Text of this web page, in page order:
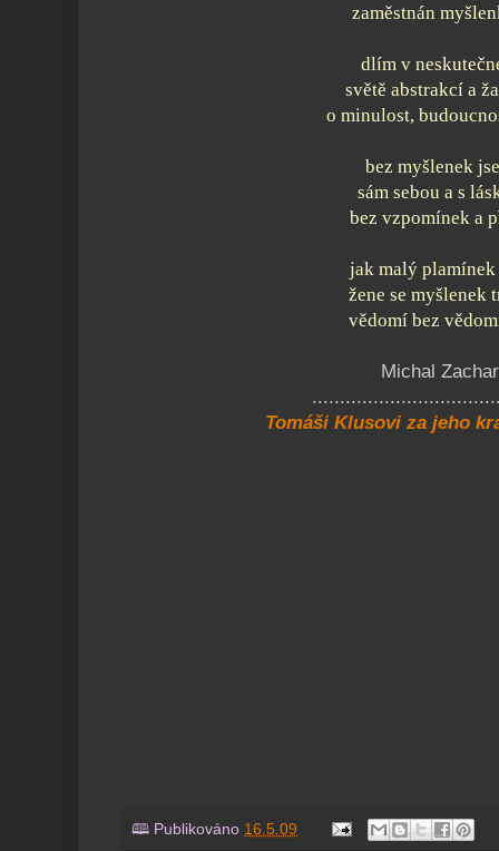
zaměstnán
dlím v
světě abstrakcí a
o minulost,
bez myšlenek
sám sebou a s
bez vzpomínek a
jak malý
žene se myšlenek
vědomí bez
Michal Zachar
Tomáši Klusovi za jeho
🕮 Publikováno 16.5.09